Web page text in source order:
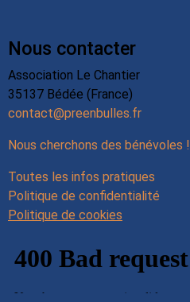
Nous contacter
Association Le Chantier
35137 Bédée (France)
contact@preenbulles.fr
Nous cherchons des bénévoles !
Toutes les infos pratiques
Politique de confidentialité
Politique de cookies